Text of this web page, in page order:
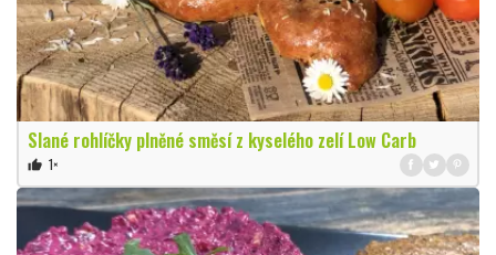
Slané rohlíčky plněné směsí z kyselého zelí Low Carb
thumb_up 1×